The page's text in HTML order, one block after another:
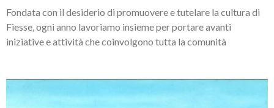
Fondata con il desiderio di promuovere e tutelare la cultura di
Fiesse, ogni anno lavoriamo insieme per portare avanti
iniziative e attività che coinvolgono tutta la comunità